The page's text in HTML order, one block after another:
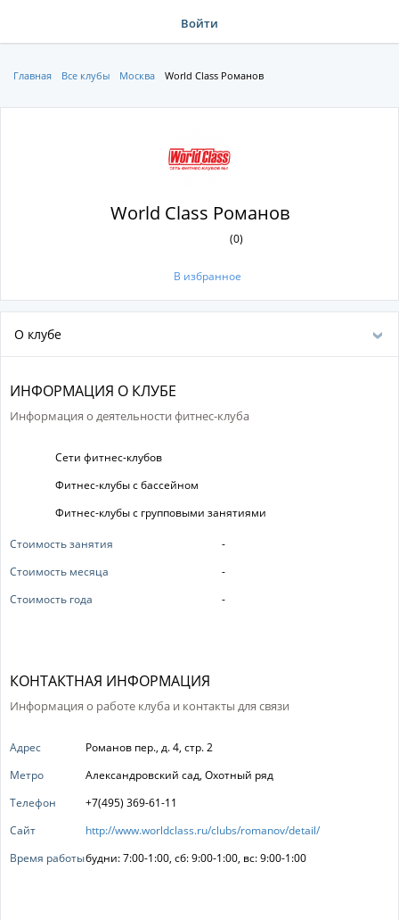
Войти
Главная Все клубы Москва World Class Романов
World Class Романов
(0)
В избранное
О клубе
ИНФОРМАЦИЯ О КЛУБЕ
Информация о деятельности фитнес-клуба
Сети фитнес-клубов
Фитнес-клубы с бассейном
Фитнес-клубы с групповыми занятиями
Стоимость занятия
-
Стоимость месяца
-
Стоимость года
-
КОНТАКТНАЯ ИНФОРМАЦИЯ
Информация о работе клуба и контакты для связи
Адрес
Романов пер., д. 4, стр. 2
Метро
Александровский сад, Охотный ряд
Телефон
+7(495) 369-61-11
Сайт
http://www.worldclass.ru/clubs/romanov/detail/
Время работыбудни: 7:00-1:00, сб: 9:00-1:00, вс: 9:00-1:00